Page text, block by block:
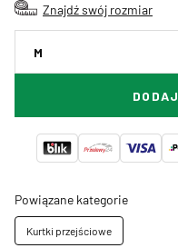
Znajdź swój rozmiar
M
Powiązane kategorie
Kurtki przejściowe